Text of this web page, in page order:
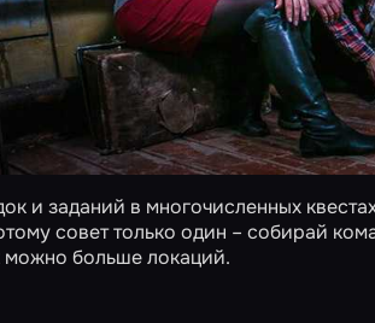
и заданий в многочисленных
совет только один – собирай
можно больше локаций.